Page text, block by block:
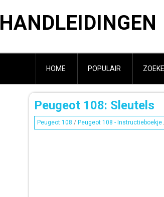
HANDLEIDINGEN
HOME POPULAIR
Peugeot 108: Sleutels
Peugeot 108 / Peugeot 108 - Instructieboekje